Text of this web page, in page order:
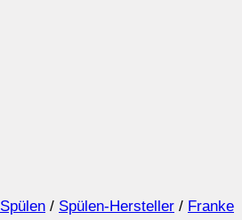
Spülen / Spülen-Hersteller / Franke